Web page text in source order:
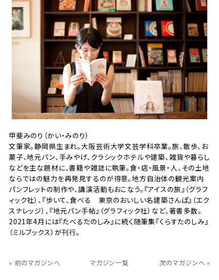
甲斐みのり（かい・みのり）
文筆家。静岡県生まれ。大阪芸術大学文芸学科卒業。旅、散歩、お
菓子、地元パン、手みやげ、クラシックホテルや建築、雑貨や暮らし
などを主な題材に、書籍や雑誌に執筆。食・店・風景・人、その土地
ならではの魅力を再発見するのが得意。地方自治体の観光案内
パンフレットの制作や、講演活動もおこなう。『アイスの旅』（グラフ
ィック社）、『歩いて、食べる 東京のおいしい名建築さんぽ』（エク
スナレッジ）、『地元パン手帖』（グラフィック社）など、著書多数。
2021年4月には『たべるたのしみ』に続く随筆集『くらすたのしみ』
（ミルブックス）が刊行。
« 前のマガジンへ マガジン一覧 次のマガジンへ »